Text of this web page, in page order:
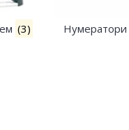
(3)
Нумератори